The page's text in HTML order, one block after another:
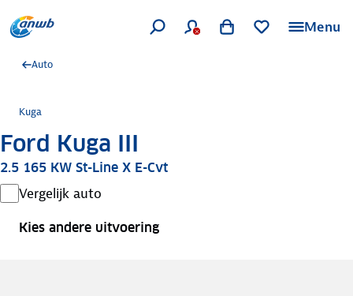
Menu
Auto
Kuga
Ford Kuga III
2.5 165 KW St-Line X E-Cvt
Vergelijk auto
Kies andere uitvoering